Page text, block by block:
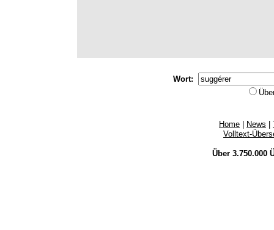
Wort:
Home News
Volltext-
Über 3.750.000